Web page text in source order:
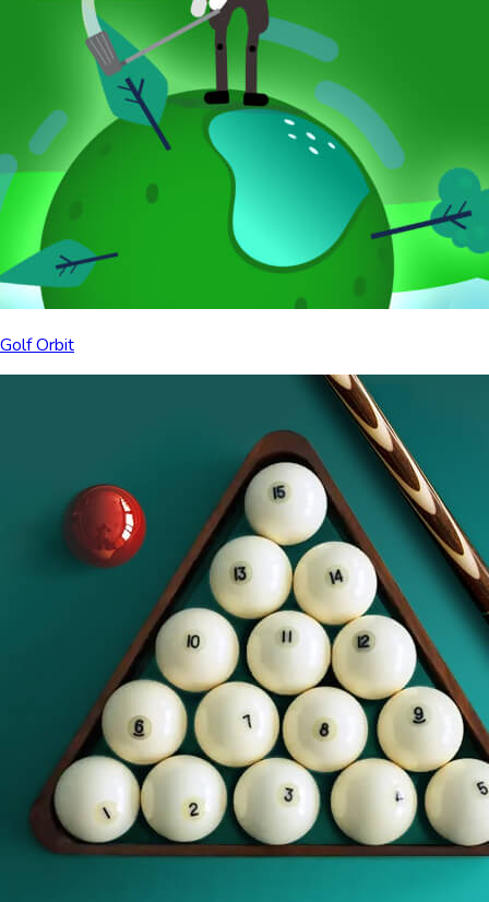
Golf Orbit